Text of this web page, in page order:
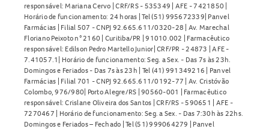
responsável: Mariana Cervo | CRF/RS - 535349 | AFE - 7421850 |
Horário de funcionamento: 24 horas | Tel (51) 995672339| Panvel
Farmácias | Filial 507 - CNPJ 92.665.611/0320-28 | Av. Marechal
Floriano Peixoto n° 2160 | Curitiba/PR | 91010.002 | Farmacêutico
responsável: Edilson Pedro Martello Junior| CRF/PR - 24873 | AFE -
7.41057.1| Horário de funcionamento: Seg. a Sex. - Das 7s às 23h.
Domingos e Feriados - Das 7s às 23h | Tel (41) 991349216 | Panvel
Farmácias | Filial 701 - CNPJ 92.665.611/0192-77 | Av. Cristóvão
Colombo, 976/980| Porto Alegre/RS | 90560-001 | Farmacêutico
responsável: Crislane Oliveira dos Santos | CRF/RS - 590651 | AFE -
7270467 | Horário de funcionamento: Seg. a Sex. - Das 7:30h às 22hs.
Domingos e Feriados – Fechado | Tel (51) 999064279 | Panvel